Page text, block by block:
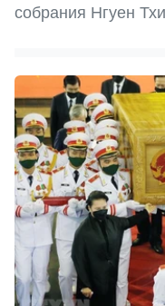
собрания Нгуен